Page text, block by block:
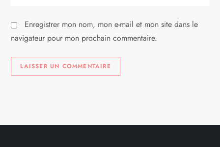
Enregistrer mon nom, mon e-mail et mon site dans le
navigateur pour mon prochain commentaire.